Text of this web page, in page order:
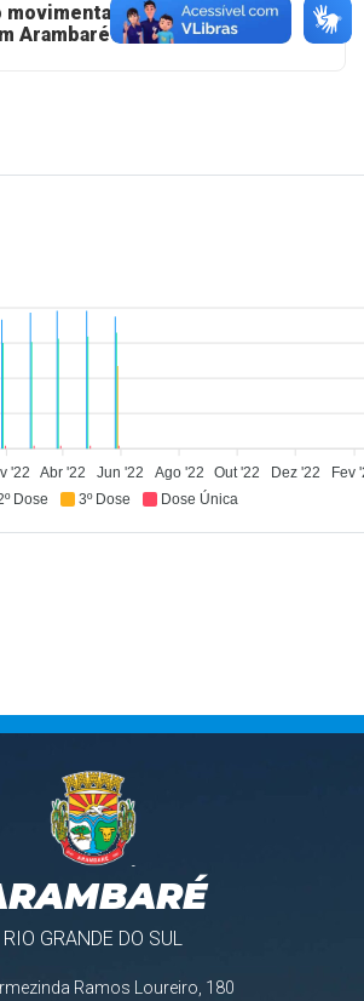
a praia e valoriza a
Arambaré
Dose 3º Dose Dose Única
'22 Abr '22 Jun '22 Ago '22 Out '22 Dez '22 Fev
RIO GRANDE DO SUL
Ramos Loureiro, 180